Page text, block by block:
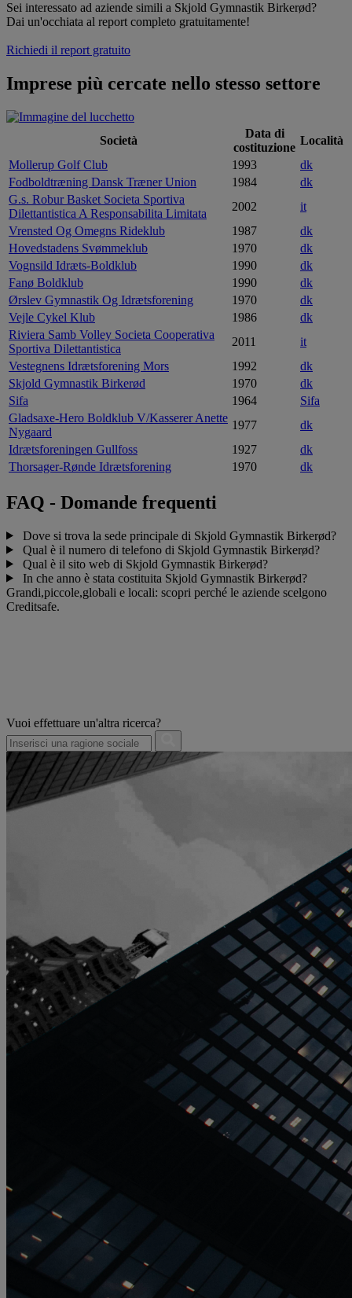
Sei interessato ad aziende simili a Skjold Gymnastik Birkerød?
Dai un'occhiata al report completo gratuitamente!
Richiedi il report gratuito
Imprese più cercate nello stesso settore
Società
Data di
costituzione
Località
Mollerup Golf Club
1993
dk
Fodboldtræning Dansk Træner Union
1984
dk
G.s. Robur Basket Societa Sportiva
Dilettantistica A Responsabilita Limitata
2002
it
Vrensted Og Omegns Rideklub
1987
dk
Hovedstadens Svømmeklub
1970
dk
Vognsild Idræts-Boldklub
1990
dk
Fanø Boldklub
1990
dk
Ørslev Gymnastik Og Idrætsforening
1970
dk
Vejle Cykel Klub
1986
dk
Riviera Samb Volley Societa Cooperativa
Sportiva Dilettantistica
2011
it
Vestegnens Idrætsforening Mors
1992
dk
Skjold Gymnastik Birkerød
1970
dk
Sifa
1964
Sifa
Gladsaxe-Hero Boldklub V/Kasserer Anette
Nygaard
1977
dk
Idrætsforeningen Gullfoss
1927
dk
Thorsager-Rønde Idrætsforening
1970 dk
FAQ - Domande frequenti
Dove si trova la sede principale di Skjold Gymnastik Birkerød?
Qual è il numero di telefono di Skjold Gymnastik Birkerød?
Qual è il sito web di Skjold Gymnastik Birkerød?
In che anno è stata costituita Skjold Gymnastik Birkerød?
Grandi,piccole,globali e locali: scopri perché le aziende scelgono
Creditsafe.
Vuoi effettuare un'altra ricerca?